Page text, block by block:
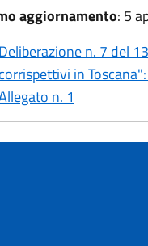
aggiornamento: 5
Deliberazione n. 7 del
corrispettivi in
n. 1